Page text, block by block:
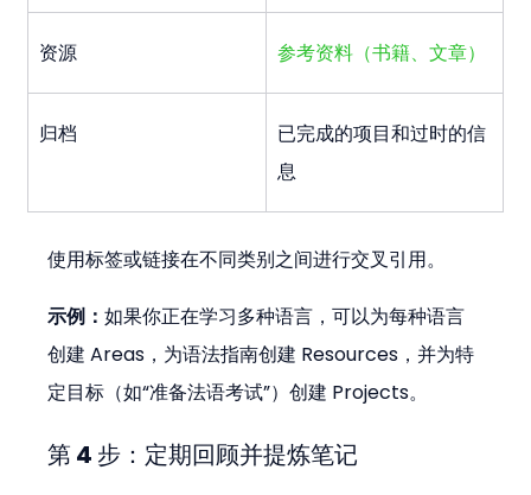
资源 参考资料（书籍、文章）
归档
已完成的项目和过时的信
息
使用标签或链接在不同类别之间进行交叉引用。
示例：如果你正在学习多种语言，可以为每种语言
创建 Areas，为语法指南创建 Resources，并为特
定目标（如“准备法语考试”）创建 Projects。
第 4 步：定期回顾并提炼笔记